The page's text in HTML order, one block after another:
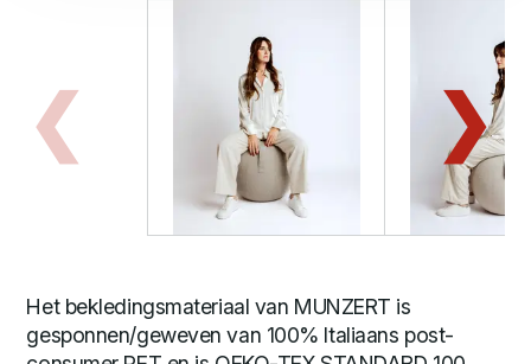
Het bekledingsmateriaal van MUNZERT is
gesponnen/geweven van 100% Italiaans post-